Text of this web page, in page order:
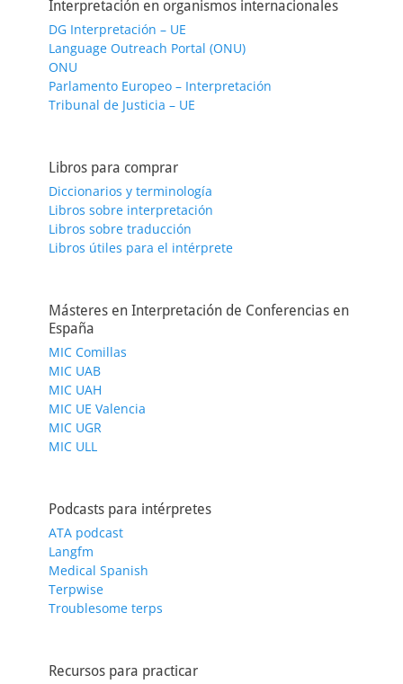
Interpretación en organismos internacionales
DG Interpretación – UE
Language Outreach Portal (ONU)
ONU
Parlamento Europeo – Interpretación
Tribunal de Justicia – UE
Libros para comprar
Diccionarios y terminología
Libros sobre interpretación
Libros sobre traducción
Libros útiles para el intérprete
Másteres en Interpretación de Conferencias en
España
MIC Comillas
MIC UAB
MIC UAH
MIC UE Valencia
MIC UGR
MIC ULL
Podcasts para intérpretes
ATA podcast
Langfm
Medical Spanish
Terpwise
Troublesome terps
Recursos para practicar